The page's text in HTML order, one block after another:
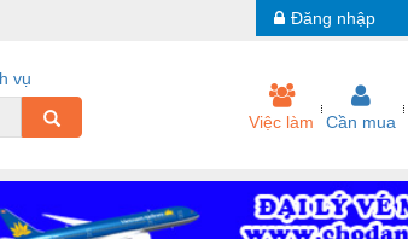
Đăng nhập
vụ
Việc làm Cần mua